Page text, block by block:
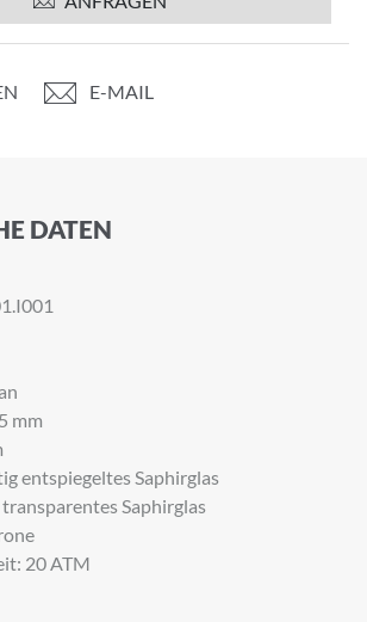
E-MAIL
DATEN
mm
entspiegeltes Saphirglas
Saphirglas
20 ATM